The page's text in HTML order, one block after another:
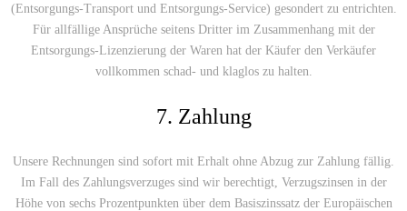
(Entsorgungs-Transport und Entsorgungs-Service) gesondert zu entrichten.
Für allfällige Ansprüche seitens Dritter im Zusammenhang mit der
Entsorgungs-Lizenzierung der Waren hat der Käufer den Verkäufer
vollkommen schad- und klaglos zu halten.
7. Zahlung
Unsere Rechnungen sind sofort mit Erhalt ohne Abzug zur Zahlung fällig.
Im Fall des Zahlungsverzuges sind wir berechtigt, Verzugszinsen in der
Höhe von sechs Prozentpunkten über dem Basiszinssatz der Europäischen